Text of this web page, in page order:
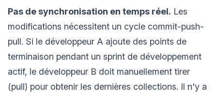
Pas de synchronisation en temps réel. Les
modifications nécessitent un cycle commit-push-
pull. Si le développeur A ajoute des points de
terminaison pendant un sprint de développement
actif, le développeur B doit manuellement tirer
(pull) pour obtenir les dernières collections. Il n'y a